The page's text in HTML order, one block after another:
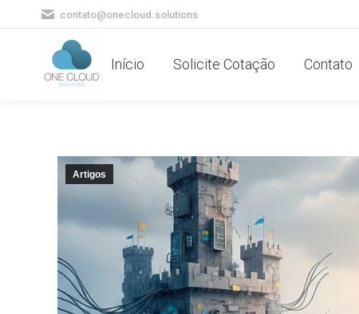
contato@onecloud.solutions
Início Solicite Cotação Contato
Artigos